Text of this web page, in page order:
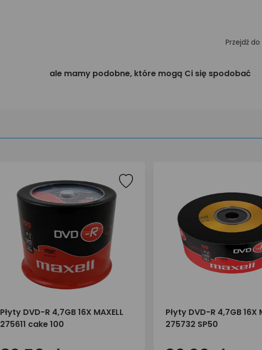
Przejdź do
ale mamy podobne, które mogą Ci się spodobać
Płyty DVD-R 4,7GB 16X MAXELL
275611 cake 100
Płyty DVD-R 4,7GB 16X
275732 SP50